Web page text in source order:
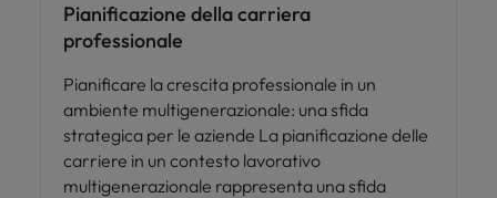
Pianificazione della carriera
professionale
Pianificare la crescita professionale in un
ambiente multigenerazionale: una sfida
strategica per le aziende La pianificazione delle
carriere in un contesto lavorativo
multigenerazionale rappresenta una sfida